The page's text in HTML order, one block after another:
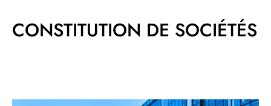
CONSTITUTION DE SOCIÉTÉS